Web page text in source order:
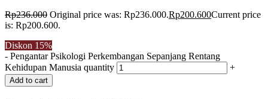
Rp236.000 Original price was: Rp236.000.Rp200.600Current price
is: Rp200.600.
Diskon 15%
- Pengantar Psikologi Perkembangan Sepanjang Rentang
Kehidupan Manusia quantity
+
Add to cart